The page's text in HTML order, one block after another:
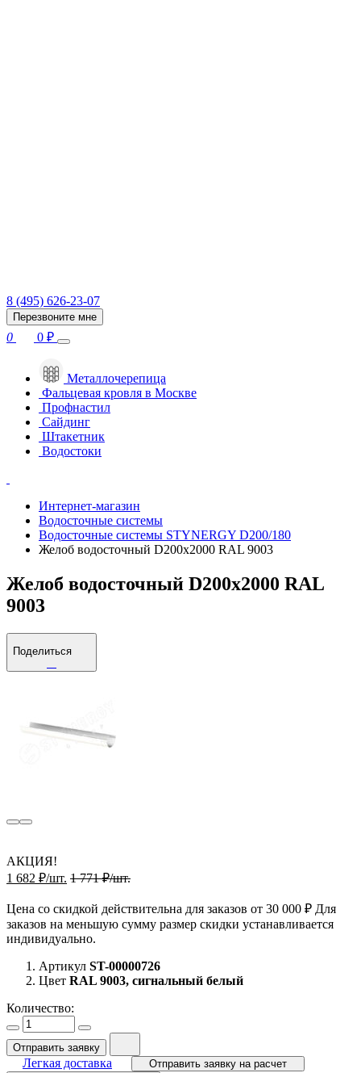
8 (495) 626-23-07
Перезвоните мне
0 0 ₽
Металлочерепица
Фальцевая кровля в Москве
Профнастил
Сайдинг
Штакетник
Водостоки
Интернет-магазин
Водосточные системы
Водосточные системы STYNERGY D200/180
Желоб водосточный D200х2000 RAL 9003
Желоб водосточный D200х2000 RAL
9003
Поделиться
АКЦИЯ!
1 682 ₽/шт. 1 771 ₽/шт.
Цена со скидкой действительна для заказов от 30 000 ₽ Для
заказов на меньшую сумму размер скидки устанавливается
индивидуально.
Артикул ST-00000726
Цвет RAL 9003, сигнальный белый
Количество:
Отправить заявку
Легкая доставка
Отправить заявку на расчет